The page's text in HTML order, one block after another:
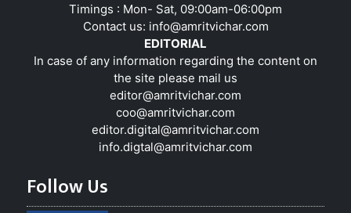
Timings : Mon- Sat, 09:00am-06:00pm
Contact us: info@amritvichar.com
EDITORIAL
In case of any information regarding the content on
the site please mail us
editor@amritvichar.com
coo@amritvichar.com
editor.digital@amritvichar.com
info.digtal@amritvichar.com
Follow Us